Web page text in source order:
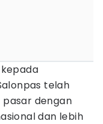
telah
dengan
dan lebih